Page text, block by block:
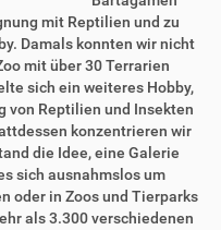
mit Reptilien und zu
Damals konnten wir nicht
mit über 30 Terrarien
sich ein weiteres Hobby,
von Reptilien und Insekten
konzentrieren wir
die Idee, eine Galerie
sich ausnahmslos um
oder in Zoos und Tierparks
als 3.300 verschiedenen